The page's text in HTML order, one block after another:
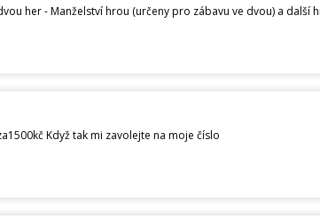
Když tak mi zavolejte na moje číslo